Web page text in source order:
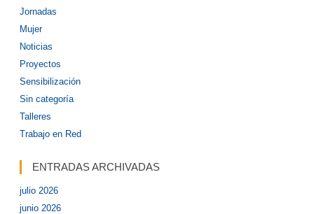
Jornadas
Mujer
Noticias
Proyectos
Sensibilización
Sin categoría
Talleres
Trabajo en Red
ENTRADAS ARCHIVADAS
julio 2026
junio 2026